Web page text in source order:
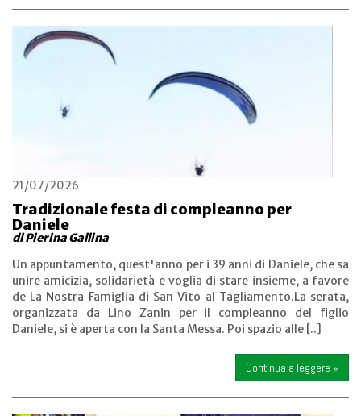
21/07/2026
Tradizionale festa di compleanno per
Daniele
di Pierina Gallina
Un appuntamento, quest'anno per i 39 anni di Daniele, che sa
unire amicizia, solidarietà e voglia di stare insieme, a favore
de La Nostra Famiglia di San Vito al Tagliamento.La serata,
organizzata da Lino Zanin per il compleanno del figlio
Daniele, si è aperta con la Santa Messa. Poi spazio alle [..]
Continua a leggere »